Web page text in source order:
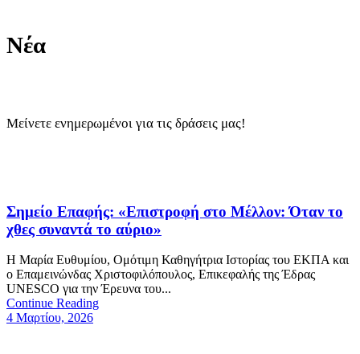
Νέα
Μείνετε ενημερωμένοι για τις δράσεις μας!
Σημείο Επαφής: «Επιστροφή στο Μέλλον: Όταν το
χθες συναντά το αύριο»
Η Μαρία Ευθυμίου, Ομότιμη Καθηγήτρια Ιστορίας του ΕΚΠΑ και
ο Επαμεινώνδας Χριστοφιλόπουλος, Επικεφαλής της Έδρας
UNESCO για την Έρευνα του...
Continue Reading
4 Μαρτίου, 2026